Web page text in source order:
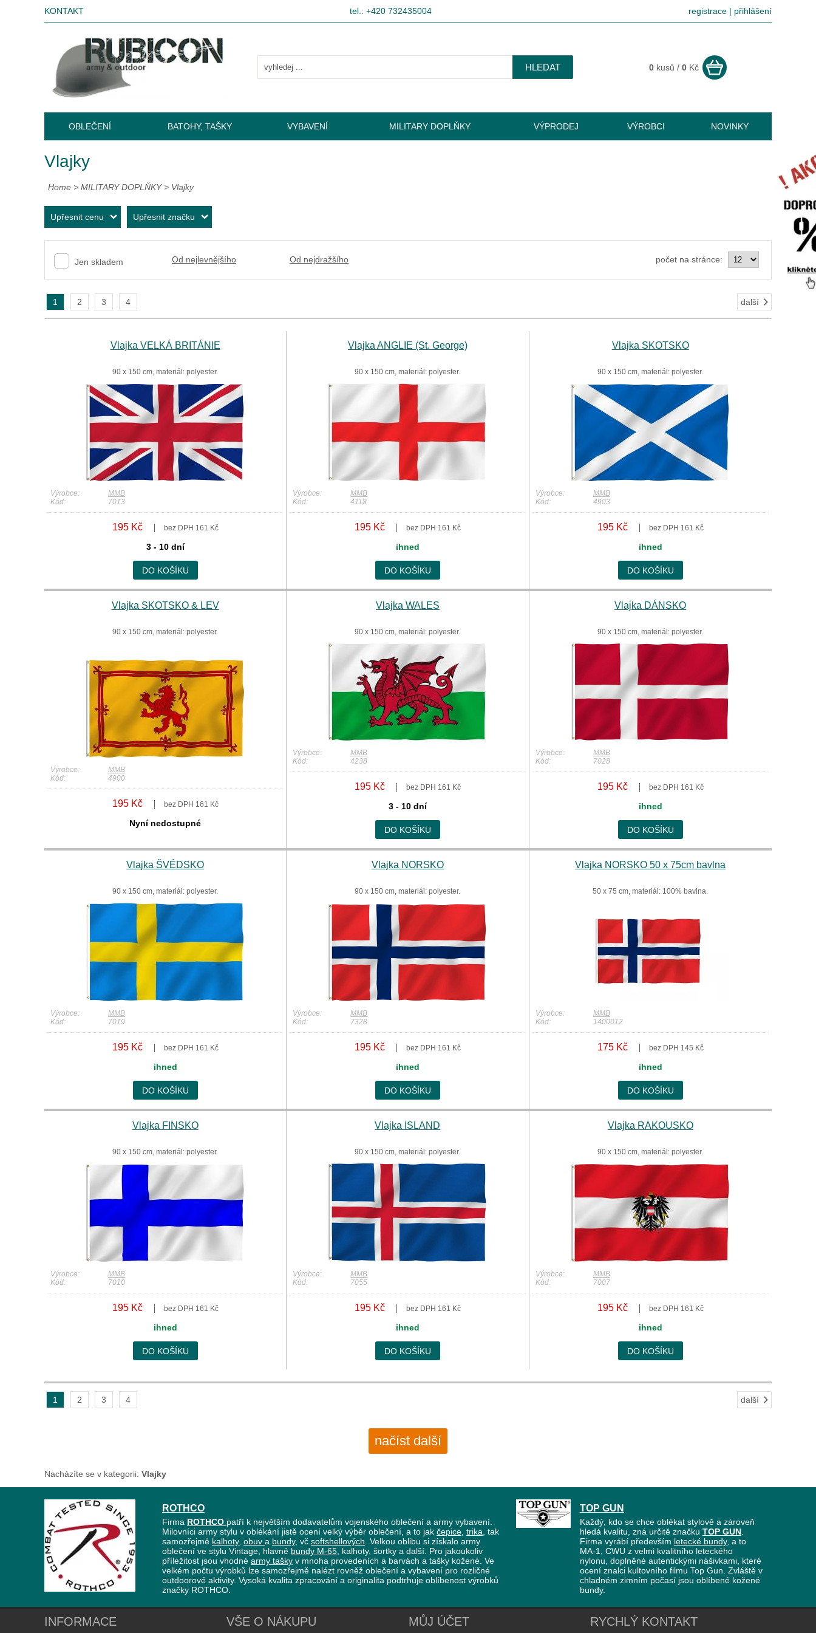
Vlajky
Home > MILITARY DOPLŇKY> Vlajky
Upřesnit cenu Upřesnit značku
Jen skladem Od nejlevnějšího Od nejdražšího počet na stránce:
1 2 3 4 další
Vlajka VELKÁ BRITÁNIE
90 x 150 cm, materiál: polyester.
Výrobce:
MMB
Kód:
7013
195 Kč bez DPH 161 Kč
3 - 10 dní
DO KOŠÍKU
Vlajka ANGLIE (St. George)
90 x 150 cm, materiál: polyester.
Výrobce:
MMB
Kód:
4118
195 Kč bez DPH 161 Kč
ihned
DO KOŠÍKU
Vlajka SKOTSKO
90 x 150 cm, materiál: polyester.
Výrobce:
MMB
Kód:
4903
195 Kč bez DPH 161 Kč
ihned
DO KOŠÍKU
Vlajka SKOTSKO & LEV
90 x 150 cm, materiál: polyester.
Výrobce:
MMB
Kód:
4900
195 Kč bez DPH 161 Kč
Nyní nedostupné
Vlajka WALES
90 x 150 cm, materiál: polyester.
Výrobce:
MMB
Kód:
4238
195 Kč bez DPH 161 Kč
3 - 10 dní
DO KOŠÍKU
Vlajka DÁNSKO
90 x 150 cm, materiál: polyester.
Výrobce:
MMB
Kód:
7028
195 Kč bez DPH 161 Kč
ihned
DO KOŠÍKU
Vlajka ŠVÉDSKO
90 x 150 cm, materiál: polyester.
Výrobce:
MMB
Kód:
7019
195 Kč bez DPH 161 Kč
ihned
DO KOŠÍKU
Vlajka NORSKO
90 x 150 cm, materiál: polyester.
Výrobce:
MMB
Kód:
7328
195 Kč bez DPH 161 Kč
ihned
DO KOŠÍKU
Vlajka NORSKO 50 x 75cm bavlna
50 x 75 cm, materiál: 100% bavlna.
Výrobce:
MMB
Kód:
1400012
175 Kč bez DPH 145 Kč
ihned
DO KOŠÍKU
Vlajka FINSKO
90 x 150 cm, materiál: polyester.
Výrobce:
MMB
Kód:
7010
195 Kč bez DPH 161 Kč
ihned
DO KOŠÍKU
Vlajka ISLAND
90 x 150 cm, materiál: polyester.
Výrobce:
MMB
Kód:
7055
195 Kč bez DPH 161 Kč
ihned
DO KOŠÍKU
Vlajka RAKOUSKO
90 x 150 cm, materiál: polyester.
Výrobce:
MMB
Kód:
7007
195 Kč bez DPH 161 Kč
ihned
DO KOŠÍKU
1 2 3 4 další
načíst další
Nacházíte se v kategorii: Vlajky
OBLEČENÍ BATOHY, TAŠKY VYBAVENÍ MILITARY DOPLŇKY VÝPRODEJ VÝROBCI NOVINKY
KONTAKT tel.: +420 732435004 registrace | přihlášení
HLEDAT 0kusů / 0Kč
ROTHCO
Firma ROTHCO patří k největším dodavatelům vojenského oblečení a army vybavení.
Milovníci army stylu v oblékání jistě ocení velký výběr oblečení, a to jak čepice trika , tak
samozřejmě kalhoty, obuv a bundy, vč. softshellových . Velkou oblibu si získalo army
oblečení ve stylu Vintage, hlavně bundy M-65 , kalhoty, šortky a další. Pro jakoukoliv
příležitost jsou vhodné army tašky v mnoha provedeních a barvách a tašky kožené. Ve
velkém počtu výrobků lze samozřejmě nalézt rovněž oblečení a vybavení pro rozličné
outdoorové aktivity. Vysoká kvalita zpracování a originalita podtrhuje oblíbenost výrobků
značky ROTHCO.
TOP GUN
Každý, kdo se chce oblékat stylově a zároveň
hledá kvalitu, zná určitě značku TOP GUN.
Firma vyrábí především letecké bundy, a to
MA-1, CWU z velmi kvalitního leteckého
nylonu, doplněné autentickými nášivkami, které
ocení znalci kultovního filmu Top Gun. Zvláště v
chladném zimním počasí jsou oblíbené kožené
bundy.
INFORMACE VŠE O NÁKUPU MŮJ ÚČET RYCHLÝ KONTAKT